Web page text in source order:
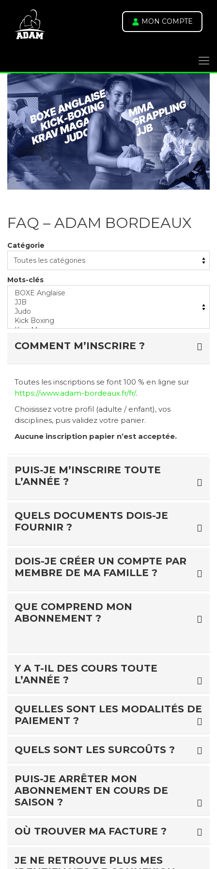
MON COMPTE
FAQ – ADAM BORDEAUX
Catégorie
Mots-clés
COMMENT M’INSCRIRE ?
Toutes les inscriptions se font 100 % en ligne sur
https://www.adam-bordeaux.fr/fr/.
Choisissez votre profil (adulte / enfant), vos
disciplines, puis validez votre panier.
Aucune inscription papier n’est acceptée.
PUIS-JE M’INSCRIRE TOUTE
L’ANNÉE ?
QUELS DOCUMENTS DOIS-JE
FOURNIR ?
DOIS-JE CRÉER UN COMPTE PAR
MEMBRE DE MA FAMILLE ?
QUE COMPREND MON
ABONNEMENT ?
Y A T-IL DES COURS TOUTE
L’ANNÉE ?
QUELLES SONT LES MODALITÉS DE
PAIEMENT ?
QUELS SONT LES SURCOÛTS ?
PUIS-JE ARRÊTER MON
ABONNEMENT EN COURS DE
SAISON ?
OÙ TROUVER MA FACTURE ?
JE NE RETROUVE PLUS MES